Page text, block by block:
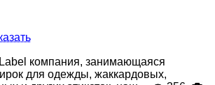
компания, занимающаяся
для одежды, жаккардовых,